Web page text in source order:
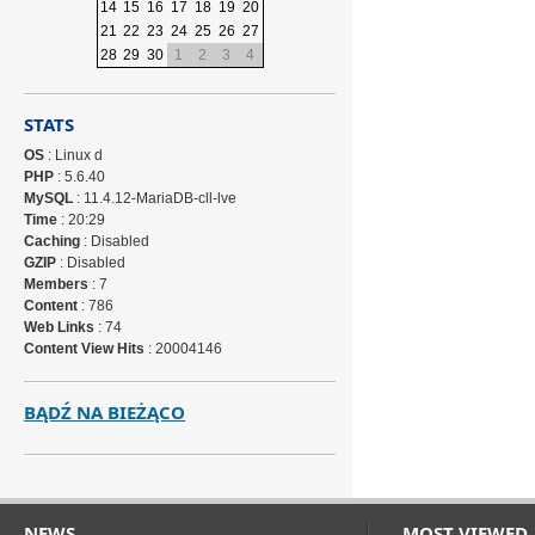
14 15 16 17 18 19 20
21 22 23 24 25 26 27
28 29 30 1 2 3 4
STATS
OS : Linux d
PHP : 5.6.40
MySQL : 11.4.12-MariaDB-cll-lve
Time : 20:29
Caching : Disabled
GZIP : Disabled
Members : 7
Content : 786
Web Links : 74
Content View Hits : 20004146
BĄDŹ NA BIEŻĄCO